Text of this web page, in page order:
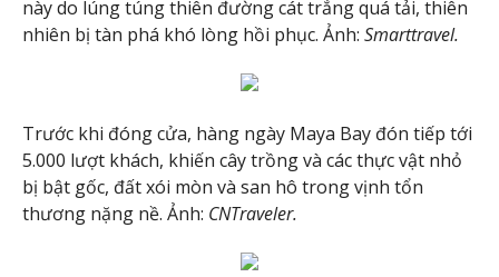
này do lúng túng thiên đường cát trắng quá tải, thiên
nhiên bị tàn phá khó lòng hồi phục. Ảnh: Smarttravel.
Trước khi đóng cửa, hàng ngày Maya Bay đón tiếp tới
5.000 lượt khách, khiến cây trồng và các thực vật nhỏ
bị bật gốc, đất xói mòn và san hô trong vịnh tổn
thương nặng nề. Ảnh: CNTraveler.